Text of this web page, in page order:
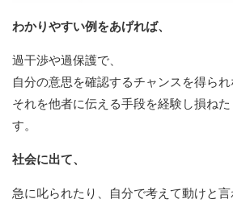
わかりやすい例をあげれば、
過干渉や過保護で、
自分の意思を確認するチャンスを得られ
それを他者に伝える手段を経験し損ね
す。
社会に出て、
急に叱られたり、自分で考えて動けと言